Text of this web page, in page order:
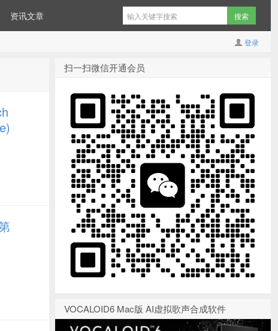
资讯文章
登录
扫一扫微信开通会员
VOCALOID6 Mac版 AI虚拟歌声合成软件